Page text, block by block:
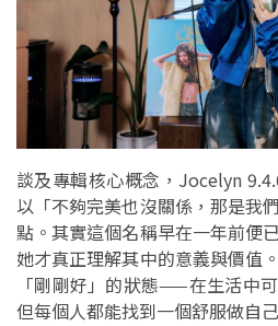
談及專輯核心概念，Jocelyn
以「不夠完美也沒關係，那是我
點。其實這個名稱早在一年前便
她才真正理解其中的意義與價值
「剛剛好」的狀態——在生活中
但每個人都能找到一個舒服做自